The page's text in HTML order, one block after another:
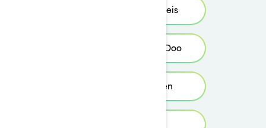
Konfigurieren & preis
Finden Sie Ihr Sea-Doo
Probefahrt buchen